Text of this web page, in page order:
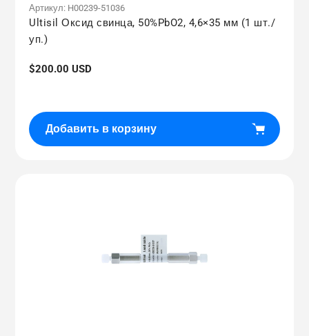
Артикул: H00239-51036
Ultisil Оксид свинца, 50%PbO2, 4,6×35 мм (1 шт./
уп.)
Обычная
$200.00 USD
Добавить в корзину